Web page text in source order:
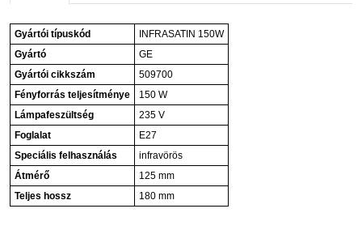
Gyártói típuskód
INFRASATIN 150W
Gyártó
GE
Gyártói cikkszám
509700
Fényforrás teljesítménye
150 W
Lámpafeszültség
235 V
Foglalat
E27
Speciális felhasználás
infravörös
Átmérő
125 mm
Teljes hossz
180 mm